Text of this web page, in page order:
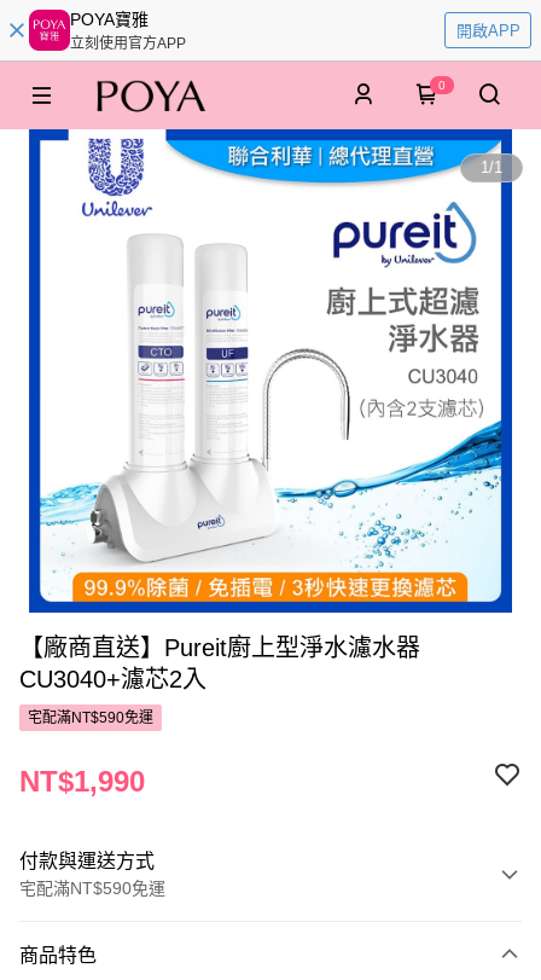
POYA寶雅
立刻使用官方APP
開啟APP
0
1/1
【廠商直送】Pureit廚上型淨水濾水器
CU3040+濾芯2入
宅配滿NT$590免運
NT$1,990
付款與運送方式
宅配滿NT$590免運
POYA支付
商品特色